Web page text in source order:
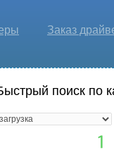
Заказ
поиск по